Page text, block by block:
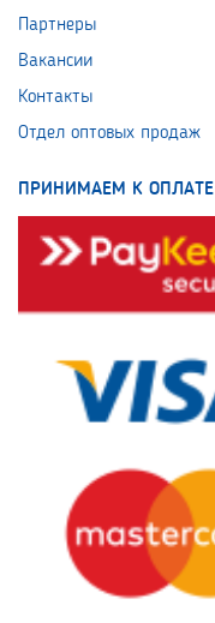
Партнеры
Вакансии
Контакты
Отдел оптовых продаж
ПРИНИМАЕМ К ОПЛАТЕ